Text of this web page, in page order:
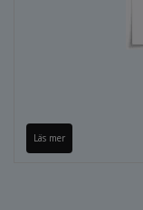
Läs mer